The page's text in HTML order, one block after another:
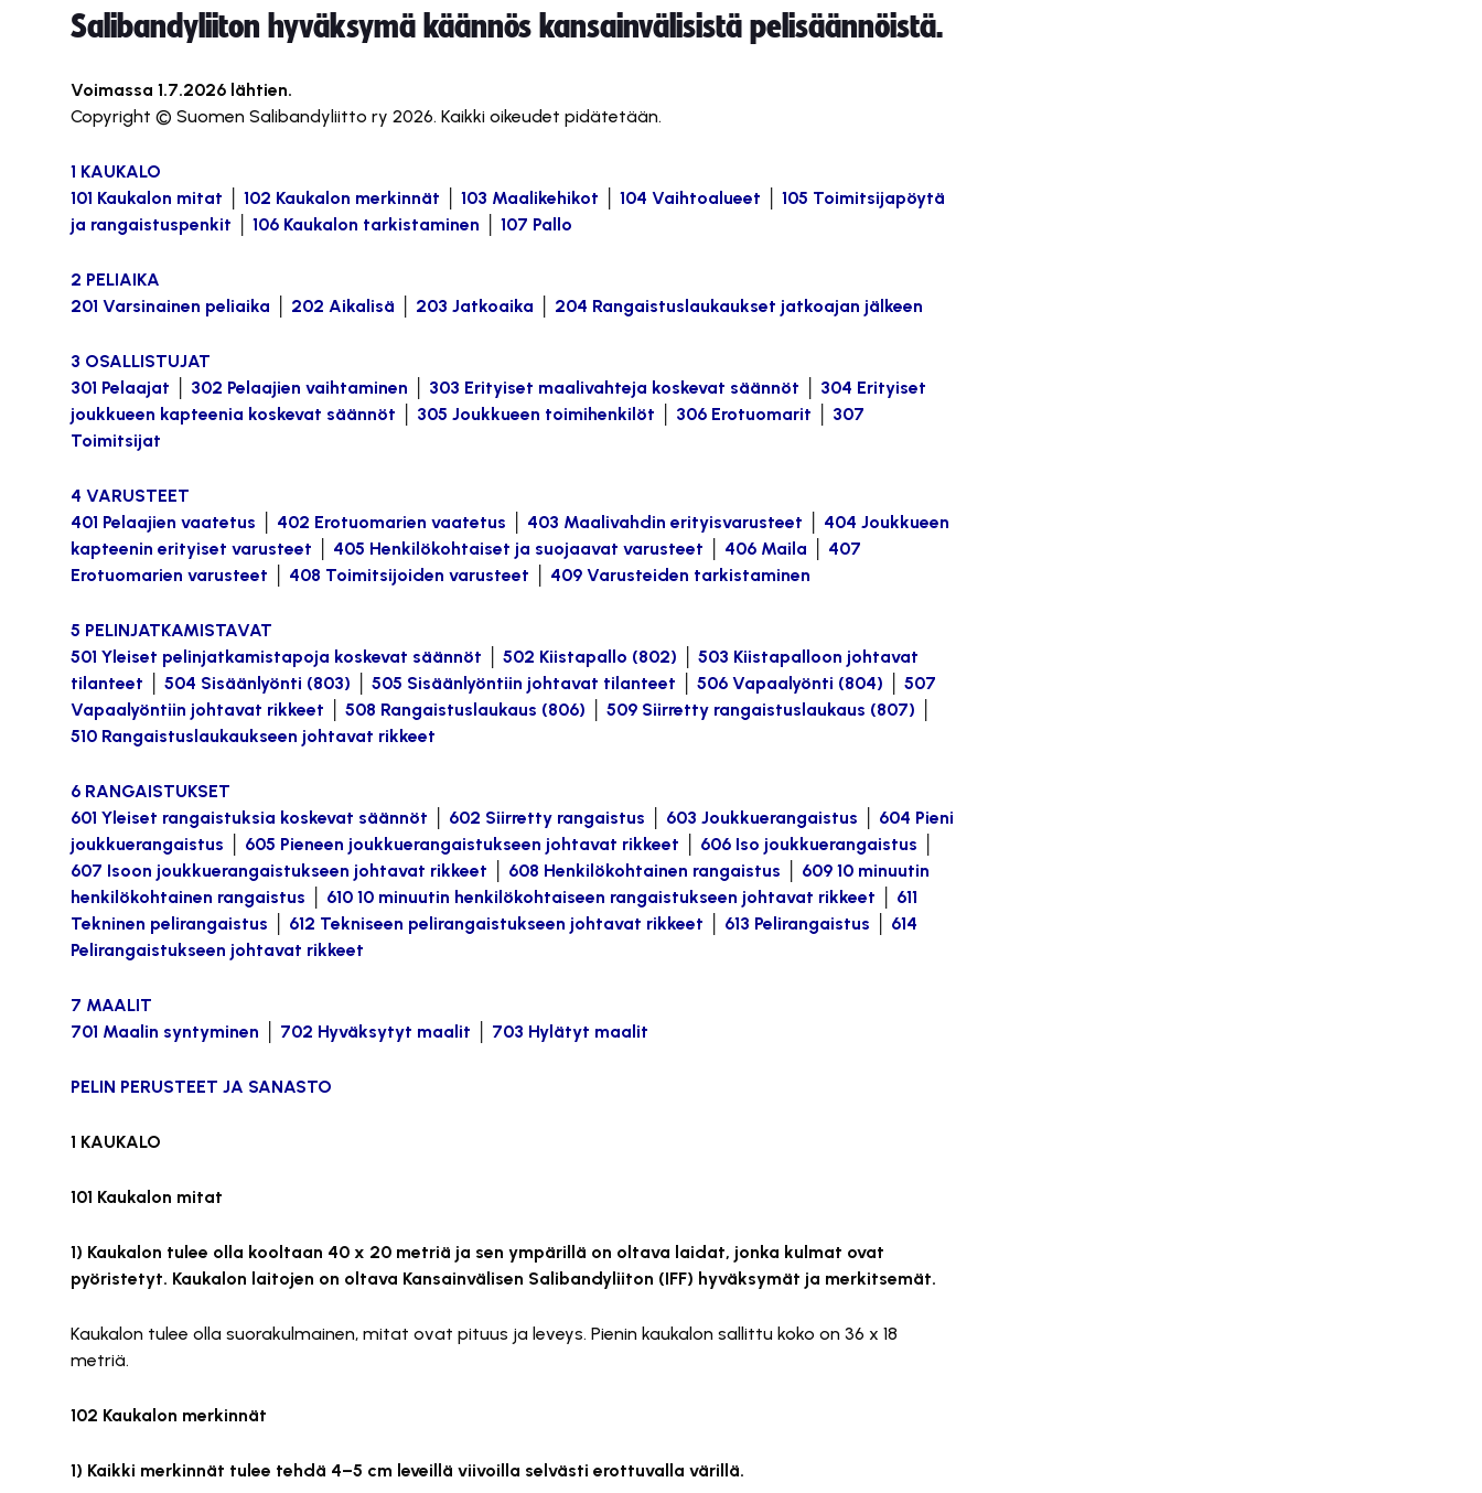
Salibandyliiton hyväksymä käännös kansainvälisistä pelisäännöistä.
Voimassa 1.7.2026 lähtien.
Copyright © Suomen Salibandyliitto ry 2026. Kaikki oikeudet pidätetään.
1 KAUKALO
101 Kaukalon mitat
102 Kaukalon merkinnät 103 Maalikehikot 104 Vaihtoalueet
105 Toimitsijapöytä
ja rangaistuspenkit
106 Kaukalon tarkistaminen 107 Pallo
2 PELIAIKA
201 Varsinainen peliaika
202 Aikalisä 203 Jatkoaika 204 Rangaistuslaukaukset jatkoajan jälkeen
3 OSALLISTUJAT
301 Pelaajat
302 Pelaajien vaihtaminen 303 Erityiset maalivahteja koskevat säännöt
304 Erityiset
joukkueen kapteenia koskevat säännöt
305 Joukkueen toimihenkilöt 306 Erotuomarit
307
Toimitsijat
4 VARUSTEET
401 Pelaajien vaatetus
402 Erotuomarien vaatetus 403 Maalivahdin erityisvarusteet
404 Joukkueen
kapteenin erityiset varusteet
405 Henkilökohtaiset ja suojaavat varusteet 406 Maila
407
Erotuomarien varusteet
408 Toimitsijoiden varusteet 409 Varusteiden tarkistaminen
5 PELINJATKAMISTAVAT
501 Yleiset pelinjatkamistapoja koskevat säännöt
502 Kiistapallo (802)
503 Kiistapalloon johtavat
tilanteet
504 Sisäänlyönti (803) 505 Sisäänlyöntiin johtavat tilanteet 506 Vapaalyönti (804)
507
Vapaalyöntiin johtavat rikkeet
508 Rangaistuslaukaus (806) 509 Siirretty rangaistuslaukaus (807)
510 Rangaistuslaukaukseen johtavat rikkeet
6 RANGAISTUKSET
601 Yleiset rangaistuksia koskevat säännöt
602 Siirretty rangaistus 603 Joukkuerangaistus
604 Pieni
joukkuerangaistus
605 Pieneen joukkuerangaistukseen johtavat rikkeet 606 Iso joukkuerangaistus
607 Isoon joukkuerangaistukseen johtavat rikkeet
608 Henkilökohtainen rangaistus
609 10 minuutin
henkilökohtainen rangaistus
610 10 minuutin henkilökohtaiseen rangaistukseen johtavat rikkeet
611
Tekninen pelirangaistus
612 Tekniseen pelirangaistukseen johtavat rikkeet 613 Pelirangaistus
614
Pelirangaistukseen johtavat rikkeet
7 MAALIT
701 Maalin syntyminen
702 Hyväksytyt maalit 703 Hylätyt maalit
PELIN PERUSTEET JA SANASTO
1 KAUKALO
101 Kaukalon mitat
1) Kaukalon tulee olla kooltaan 40 x 20 metriä ja sen ympärillä on oltava laidat, jonka kulmat ovat
pyöristetyt. Kaukalon laitojen on oltava Kansainvälisen Salibandyliiton (IFF) hyväksymät ja merkitsemät.
Kaukalon tulee olla suorakulmainen, mitat ovat pituus ja leveys. Pienin kaukalon sallittu koko on 36 x 18
metriä.
102 Kaukalon merkinnät
1) Kaikki merkinnät tulee tehdä 4–5 cm leveillä viivoilla selvästi erottuvalla värillä.